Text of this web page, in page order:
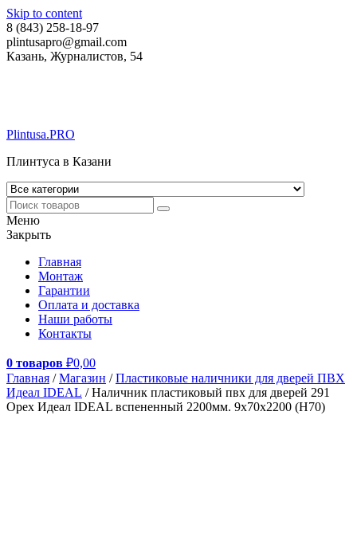
Skip to content
8 (843) 258-18-97
plintusapro@gmail.com
Казань, Журналистов, 54
Plintusa.PRO
Плинтуса в Казани
Меню
Закрыть
Главная
Монтаж
Гарантии
Оплата и доставка
Наши работы
Контакты
0 товаров ₽0,00
Главная /Магазин /Пластиковые наличники для дверей ПВХ
Идеал IDEAL / Наличник пластиковый пвх для дверей 291
Орех Идеал IDEAL вспененный 2200мм. 9х70х2200 (Н70)